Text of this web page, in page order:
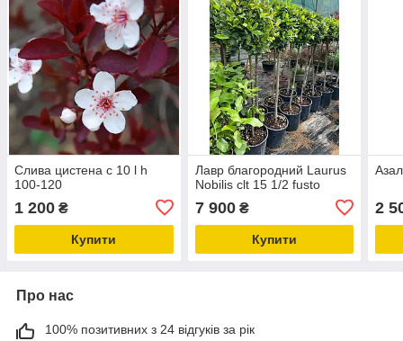
Слива цистена с 10 l h
100-120
1 200 ₴
Купити
Лавр благородний Laurus
Nobilis clt 15 1/2 fusto
7 900₴
Купити
2
Про нас
100% позитивних з 24 відгуків за рік